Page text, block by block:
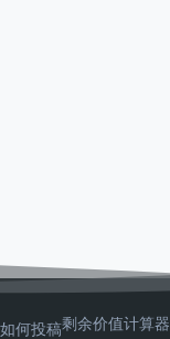
如何投稿剩余价值计算器